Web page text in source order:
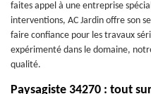
faites appel à une entreprise
interventions, AC Jardin offre son
faire confiance pour les travaux
expérimenté dans le domaine,
qualité.
Paysagiste 34270 : tout